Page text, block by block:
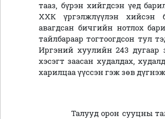
тааз, бүрэн хийгдсэн үед
ХХК үргэлжлүүлэн хийсэн
авагдсан бичгийн нотлох
тайлбараар тогтоогдсон тул
Иргэний хуулийн 243 дугаар
хэсэгт заасан худалдах,
харилцаа үүссэн гэж зөв
Талууд орон сууцны